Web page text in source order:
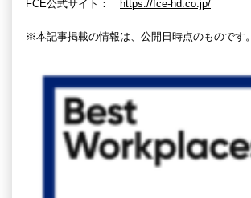
FCE公式サイト： https://fce-hd.co.jp/
※本記事掲載の情報は、公開日時点のものです。